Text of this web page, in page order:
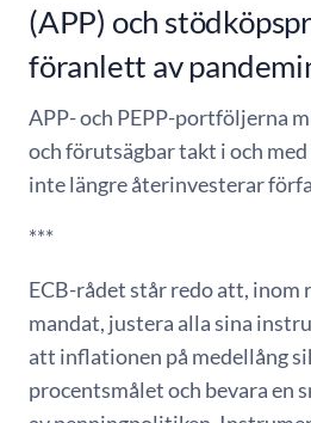
(APP) och
föranlett av
APP- och PEPP-portföljerna
och förutsägbar takt i och
inte längre återinvesterar
***
ECB-rådet står redo att, inom
mandat, justera alla sina
att inflationen på medellång
procentsmålet och bevara en